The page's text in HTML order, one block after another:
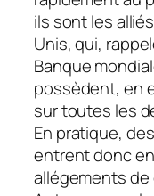
ils sont les
Unis, qui,
Banque
possèdent, en
sur toutes les
En pratique,
entrent donc
allégements